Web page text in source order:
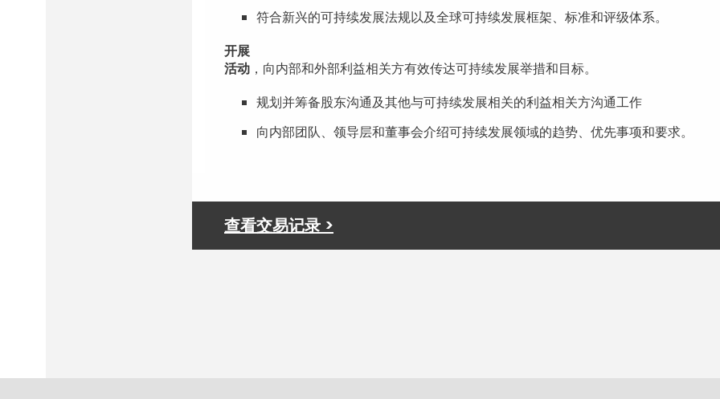
符合新兴的可持续发展法规以及全球可持续发展框架、标准和评级体系。
开展
活动 ，向内部和外部利益相关方有效传达可持续发展举措和目标。
规划并筹备股东沟通及其他与可持续发展相关的利益相关方沟通工作
向内部团队、领导层和董事会介绍可持续发展领域的趋势、优先事项和要求。
查看交易记录 >